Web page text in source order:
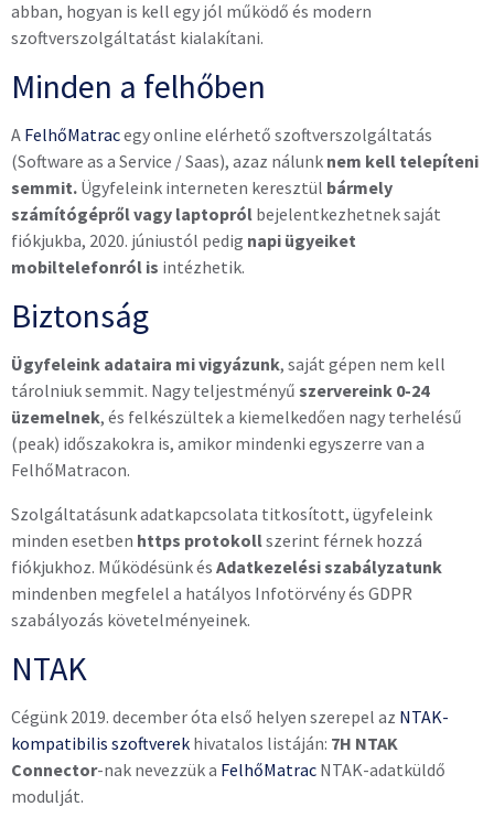
abban, hogyan is kell egy jól működő és modern
szoftverszolgáltatást kialakítani.
Minden a felhőben
A FelhőMatracegy online elérhető szoftverszolgáltatás
(Software as a Service / Saas), azaz nálunk nem kell telepíteni
semmit. Ügyfeleink interneten keresztül bármely
számítógépről vagy laptopról bejelentkezhetnek saját
fiókjukba, 2020. júniustól pedig napi ügyeiket
mobiltelefonról is intézhetik.
Biztonság
Ügyfeleink adataira mi vigyázunk, saját gépen nem kell
tárolniuk semmit. Nagy teljestményű szervereink 0-24
üzemelnek, és felkészültek a kiemelkedően nagy terhelésű
(peak) időszakokra is, amikor mindenki egyszerre van a
FelhőMatracon.
Szolgáltatásunk adatkapcsolata titkosított, ügyfeleink
minden esetben https protokollszerint férnek hozzá
fiókjukhoz. Működésünk és Adatkezelési szabályzatunk
mindenben megfelel a hatályos Infotörvény és GDPR
szabályozás követelményeinek.
NTAK
Cégünk 2019. december óta első helyen szerepel az NTAK-
kompatibilis szoftverek hivatalos listáján: 7H NTAK
Connector-nak nevezzük a FelhőMatrac NTAK-adatküldő
modulját.